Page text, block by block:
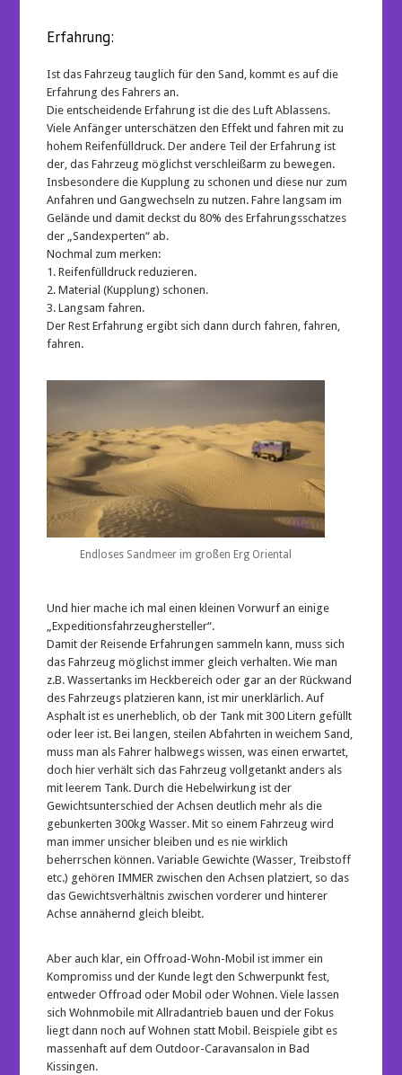
Erfahrung:
Ist das Fahrzeug tauglich für den Sand, kommt es auf die
Erfahrung des Fahrers an.
Die entscheidende Erfahrung ist die des Luft Ablassens.
Viele Anfänger unterschätzen den Effekt und fahren mit zu
hohem Reifenfülldruck. Der andere Teil der Erfahrung ist
der, das Fahrzeug möglichst verschleißarm zu bewegen.
Insbesondere die Kupplung zu schonen und diese nur zum
Anfahren und Gangwechseln zu nutzen. Fahre langsam im
Gelände und damit deckst du 80% des Erfahrungsschatzes
der „Sandexperten“ ab.
Nochmal zum merken:
1. Reifenfülldruck reduzieren.
2. Material (Kupplung) schonen.
3. Langsam fahren.
Der Rest Erfahrung ergibt sich dann durch fahren, fahren,
fahren.
Endloses Sandmeer im großen Erg Oriental
Und hier mache ich mal einen kleinen Vorwurf an einige
„Expeditionsfahrzeughersteller“.
Damit der Reisende Erfahrungen sammeln kann, muss sich
das Fahrzeug möglichst immer gleich verhalten. Wie man
z.B. Wassertanks im Heckbereich oder gar an der Rückwand
des Fahrzeugs platzieren kann, ist mir unerklärlich. Auf
Asphalt ist es unerheblich, ob der Tank mit 300 Litern gefüllt
oder leer ist. Bei langen, steilen Abfahrten in weichem Sand,
muss man als Fahrer halbwegs wissen, was einen erwartet,
doch hier verhält sich das Fahrzeug vollgetankt anders als
mit leerem Tank. Durch die Hebelwirkung ist der
Gewichtsunterschied der Achsen deutlich mehr als die
gebunkerten 300kg Wasser. Mit so einem Fahrzeug wird
man immer unsicher bleiben und es nie wirklich
beherrschen können. Variable Gewichte (Wasser, Treibstoff
etc.) gehören IMMER zwischen den Achsen platziert, so das
das Gewichtsverhältnis zwischen vorderer und hinterer
Achse annähernd gleich bleibt.
Aber auch klar, ein Offroad-Wohn-Mobil ist immer ein
Kompromiss und der Kunde legt den Schwerpunkt fest,
entweder Offroad oder Mobil oder Wohnen. Viele lassen
sich Wohnmobile mit Allradantrieb bauen und der Fokus
liegt dann noch auf Wohnen statt Mobil. Beispiele gibt es
massenhaft auf dem Outdoor-Caravansalon in Bad
Kissingen.